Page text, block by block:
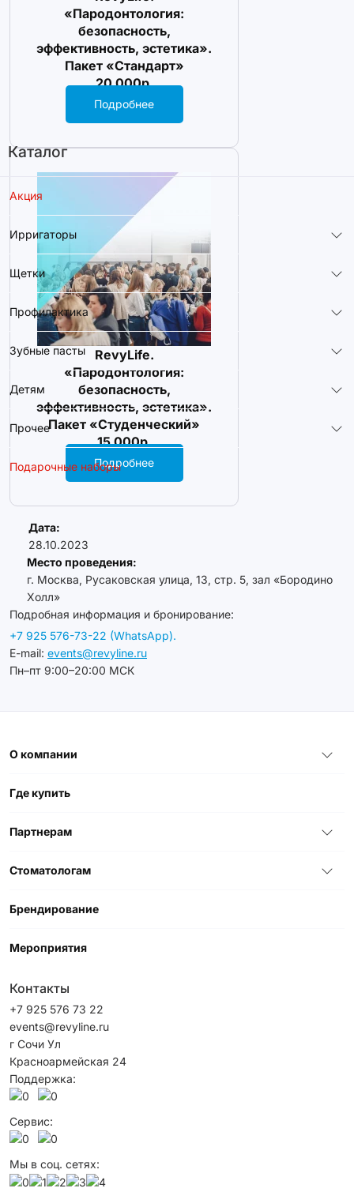
Каталог
Акция
Ирригаторы
Щетки
Профилактика
Зубные пасты
Детям
Прочее
Подарочные наборы
«Пародонтология:
безопасность,
эффективность, эстетика».
Пакет «Стандарт»
20 000р.
Подробнее
RevyLife.
«Пародонтология:
безопасность,
эффективность, эстетика».
Пакет «Студенческий»
15 000р.
Подробнее
Дата:
28.10.2023
Место проведения:
г. Москва, Русаковская улица, 13, стр. 5, зал «Бородино
Холл»
Подробная информация и бронирование:
+7 925 576-73-22 (WhatsApp).
E-mail: events@revyline.ru
Пн–пт 9:00–20:00 МСК
О компании
Где купить
Партнерам
Стоматологам
Брендирование
Мероприятия
Контакты
+7 925 576 73 22
events@revyline.ru
г Сочи Ул
Красноармейская 24
Поддержка:
Сервис:
Мы в соц. сетях: